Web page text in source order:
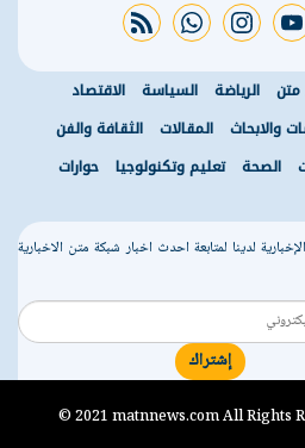
youtube
instagram
whatsapp
rss feed
متن الرياضة السياسة
الاقتصاد
والابحاث المقالات
الثقافة والفن
الصحة تعليم وتكنولوجيا حوارات
لدينا لمتابعة احدث اخبار شبكة متن الاخبارية
إشتراك
© 2021 matnnews.com All Rights